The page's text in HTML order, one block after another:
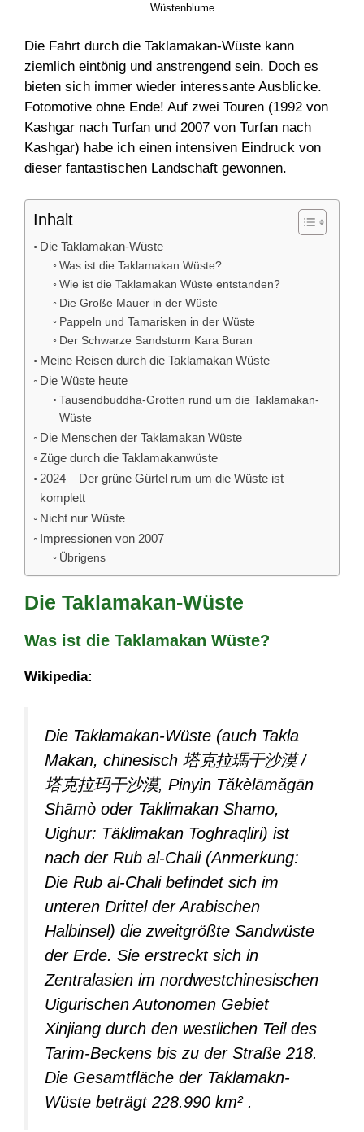
Wüstenblume
Die Fahrt durch die Taklamakan-Wüste kann
ziemlich eintönig und anstrengend sein. Doch es
bieten sich immer wieder interessante Ausblicke.
Fotomotive ohne Ende! Auf zwei Touren (1992 von
Kashgar nach Turfan und 2007 von Turfan nach
Kashgar) habe ich einen intensiven Eindruck von
dieser fantastischen Landschaft gewonnen.
Inhalt
Die Taklamakan-Wüste
Was ist die Taklamakan Wüste?
Wie ist die Taklamakan Wüste entstanden?
Die Große Mauer in der Wüste
Pappeln und Tamarisken in der Wüste
Der Schwarze Sandsturm Kara Buran
Meine Reisen durch die Taklamakan Wüste
Die Wüste heute
Tausendbuddha-Grotten rund um die Taklamakan-
Wüste
Die Menschen der Taklamakan Wüste
Züge durch die Taklamakanwüste
2024 – Der grüne Gürtel rum um die Wüste ist
komplett
Nicht nur Wüste
Impressionen von 2007
Übrigens
Die Taklamakan-Wüste
Was ist die Taklamakan Wüste?
Wikipedia:
Die Taklamakan-Wüste (auch Takla
Makan, chinesisch 塔克拉瑪干沙漠 /
塔克拉玛干沙漠, Pinyin Tǎkèlāmǎgān
Shāmò oder Taklimakan Shamo,
Uighur: Täklimakan Toghraqliri) ist
nach der Rub al-Chali (Anmerkung:
Die Rub al-Chali befindet sich im
unteren Drittel der Arabischen
Halbinsel) die zweitgrößte Sandwüste
der Erde. Sie erstreckt sich in
Zentralasien im nordwestchinesischen
Uigurischen Autonomen Gebiet
Xinjiang durch den westlichen Teil des
Tarim-Beckens bis zu der Straße 218.
Die Gesamtfläche der Taklamakn-
Wüste beträgt 228.990 km² .